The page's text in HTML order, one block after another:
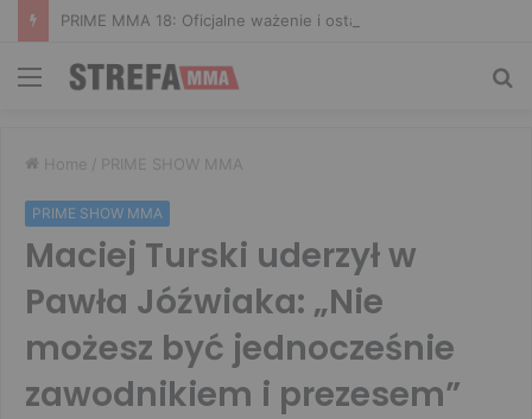
Menu
Home / PRIME SHOW MMA
PRIME SHOW MMA
Maciej Turski uderzył w
Pawła Jóźwiaka: „Nie
możesz być jednocześnie
zawodnikiem i prezesem”